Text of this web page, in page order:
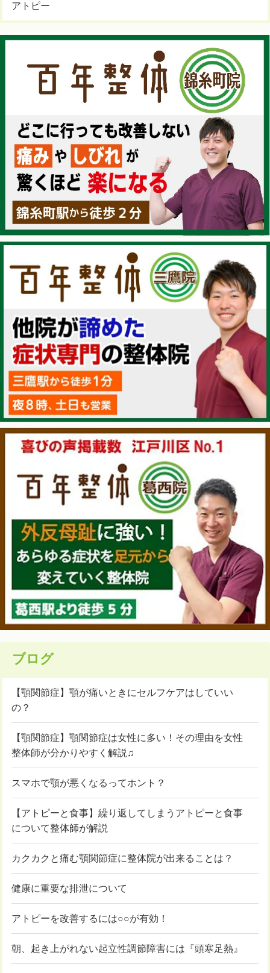
アトピー
ブログ
【顎関節症】顎が痛いときにセルフケアはしていい
の？
【顎関節症】顎関節症は女性に多い！その理由を女性
整体師が分かりやすく解説♫
スマホで顎が悪くなるってホント？
【アトピーと食事】繰り返してしまうアトピーと食事
について整体師が解説
カクカクと痛む顎関節症に整体院が出来ることは？
健康に重要な排泄について
アトピーを改善するには○○が有効！
朝、起き上がれない起立性調節障害には『頭寒足熱』